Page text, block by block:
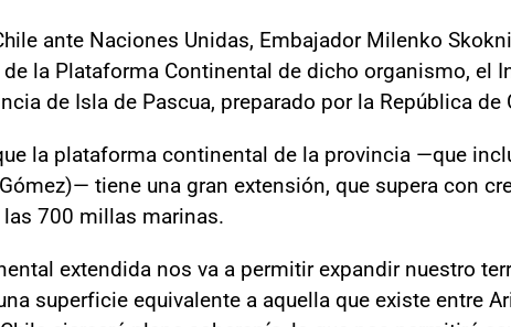
ante Naciones Unidas, Embajador Milenko
la Plataforma Continental de dicho organismo, el
de Isla de Pascua, preparado por la República de
la plataforma continental de la provincia —que
tiene una gran extensión, que supera con
700 millas marinas.
extendida nos va a permitir expandir nuestro
superficie equivalente a aquella que existe entre